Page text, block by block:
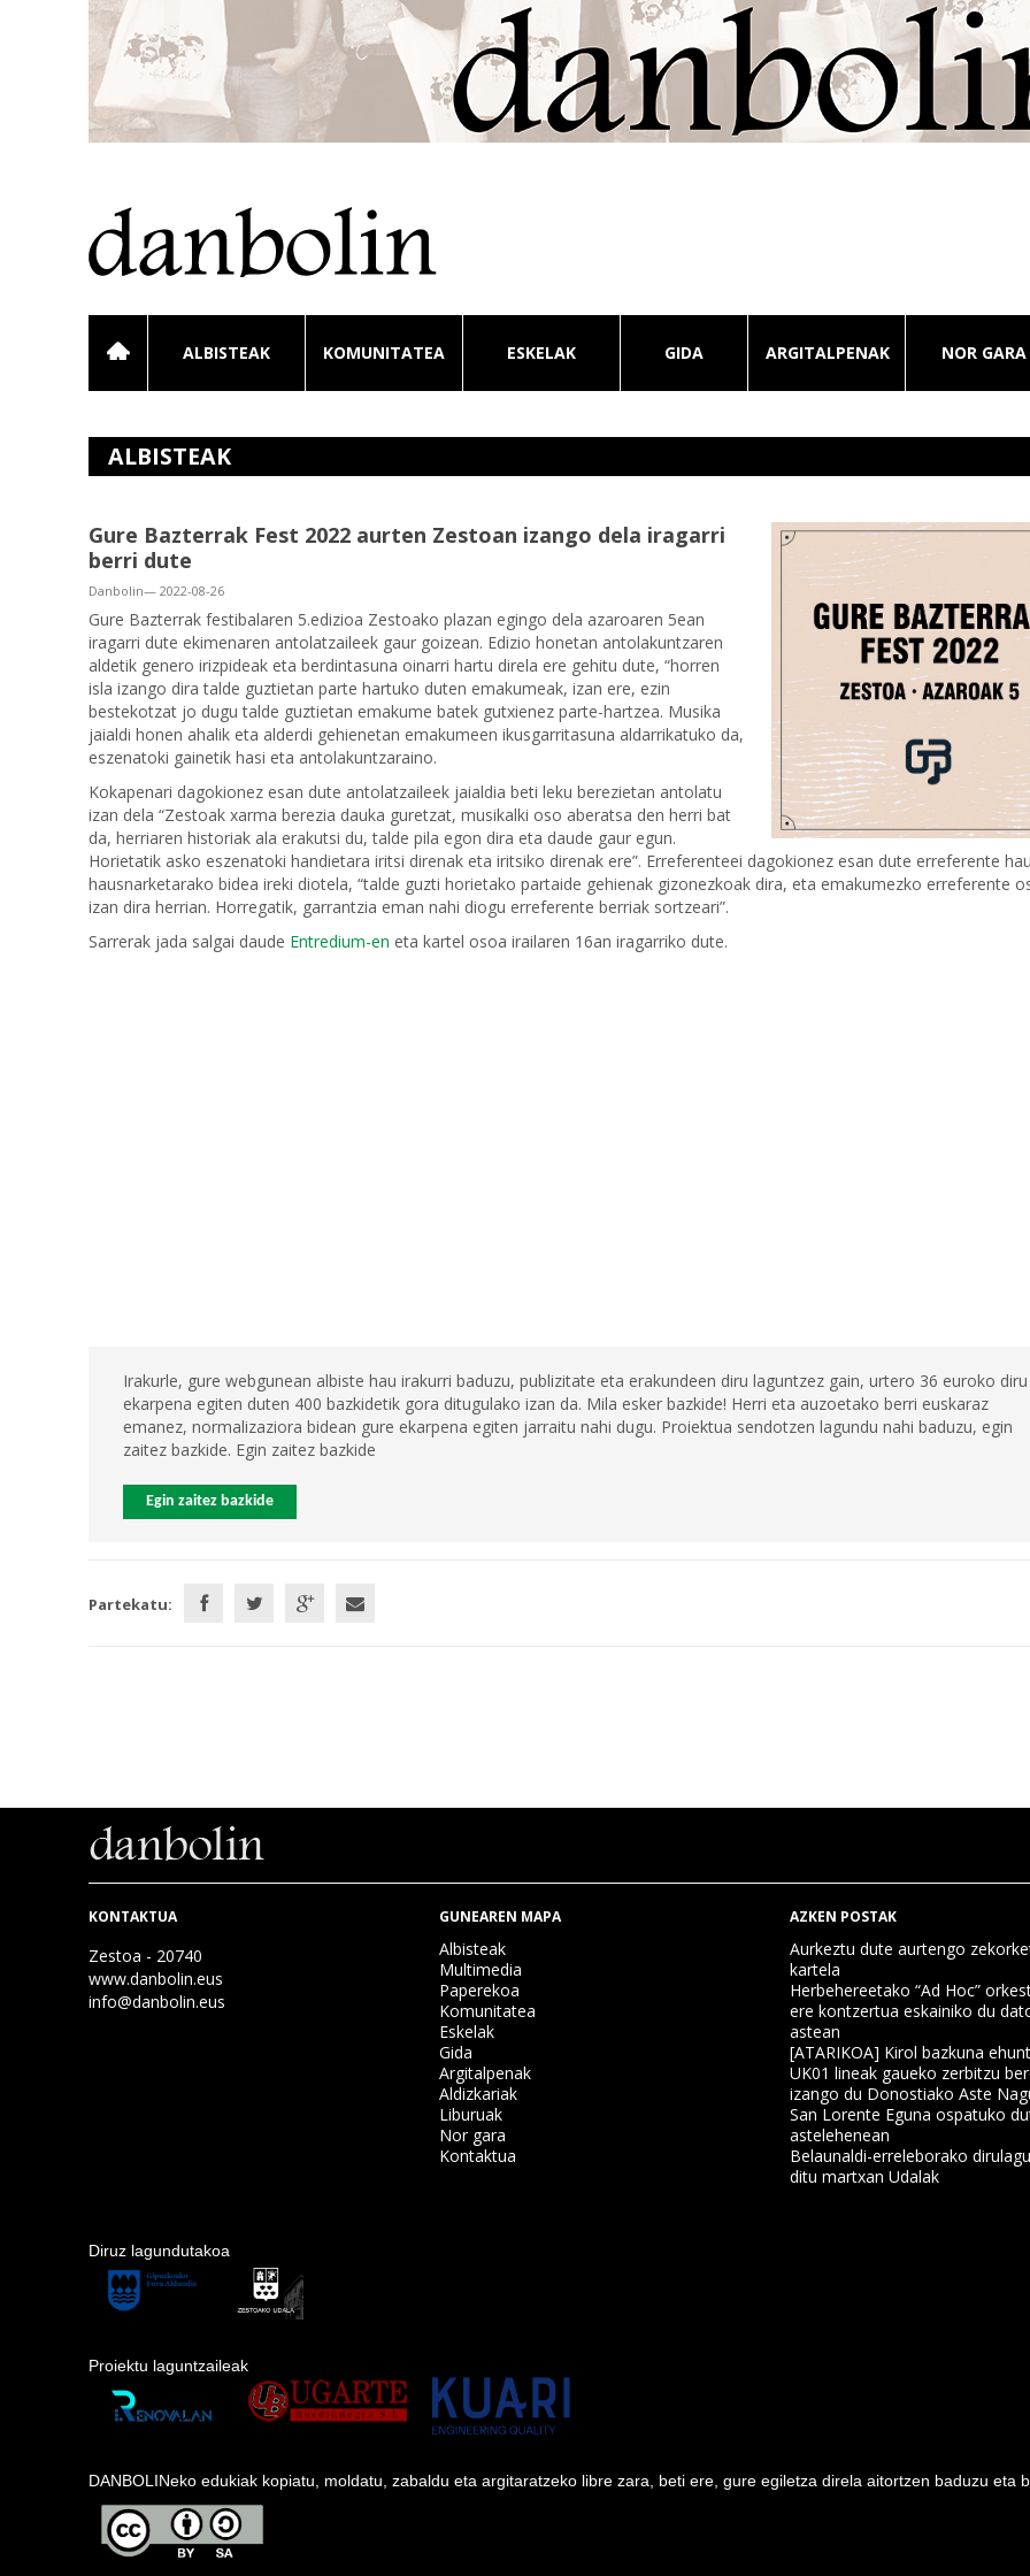
ALBISTEAK KOMUNITATEA ESKELAK GIDA ARGITALPENAK NOR GARA
ALBISTEAK
Gure Bazterrak Fest 2022 aurten Zestoan izango dela iragarri
berri dute
Danbolin— 2022-08-26
Gure Bazterrak festibalaren 5.edizioa Zestoako plazan egingo dela azaroaren 5ean
iragarri dute ekimenaren antolatzaileek gaur goizean. Edizio honetan antolakuntzaren
aldetik genero irizpideak eta berdintasuna oinarri hartu direla ere gehitu dute, “horren
isla izango dira talde guztietan parte hartuko duten emakumeak, izan ere, ezin
bestekotzat jo dugu talde guztietan emakume batek gutxienez parte-hartzea. Musika
jaialdi honen ahalik eta alderdi gehienetan emakumeen ikusgarritasuna aldarrikatuko da,
eszenatoki gainetik hasi eta antolakuntzaraino.
Kokapenari dagokionez esan dute antolatzaileek jaialdia beti leku berezietan antolatu
izan dela “Zestoak xarma berezia dauka guretzat, musikalki oso aberatsa den herri bat
da, herriaren historiak ala erakutsi du, talde pila egon dira eta daude gaur egun.
Horietatik asko eszenatoki handietara iritsi direnak eta iritsiko direnak ere”. Erreferenteei dagokionez esan dute erreferente
hausnarketarako bidea ireki diotela, “talde guzti horietako partaide gehienak gizonezkoak dira, eta emakumezko erreferente
izan dira herrian. Horregatik, garrantzia eman nahi diogu erreferente berriak sortzeari”.
Sarrerak jada salgai daude Entredium-en eta kartel osoa irailaren 16an iragarriko dute.
Irakurle, gure webgunean albiste hau irakurri baduzu, publizitate eta erakundeen diru laguntzez gain, urtero 36 euroko diru
ekarpena egiten duten 400 bazkidetik gora ditugulako izan da. Mila esker bazkide! Herri eta auzoetako berri euskaraz
emanez, normalizaziora bidean gure ekarpena egiten jarraitu nahi dugu. Proiektua sendotzen lagundu nahi baduzu, egin
zaitez bazkide. Egin zaitez bazkide
Egin zaitez bazkide
Partekatu:
KONTAKTUA
Zestoa - 20740
www.danbolin.eus
info@danbolin.eus
GUNEAREN MAPA
Albisteak
Multimedia
Paperekoa
Komunitatea
Eskelak
Gida
Argitalpenak
Aldizkariak
Liburuak
Nor gara
Kontaktua
AZKEN POSTAK
Aurkeztu dute aurtengo
kartela
Herbehereetako “Ad Hoc”
ere kontzertua eskainiko du
astean
[ATARIKOA] Kirol bazkuna
UK01 lineak gaueko zerbitzu
izango du Donostiako Aste
San Lorente Eguna ospatuko
astelehenean
Belaunaldi-erreleborako
ditu martxan Udalak
Diruz lagundutakoa
Proiektu laguntzaileak
DANBOLINeko edukiak kopiatu, moldatu, zabaldu eta argitaratzeko libre zara, beti ere, gure egiletza direla aitortzen baduzu eta